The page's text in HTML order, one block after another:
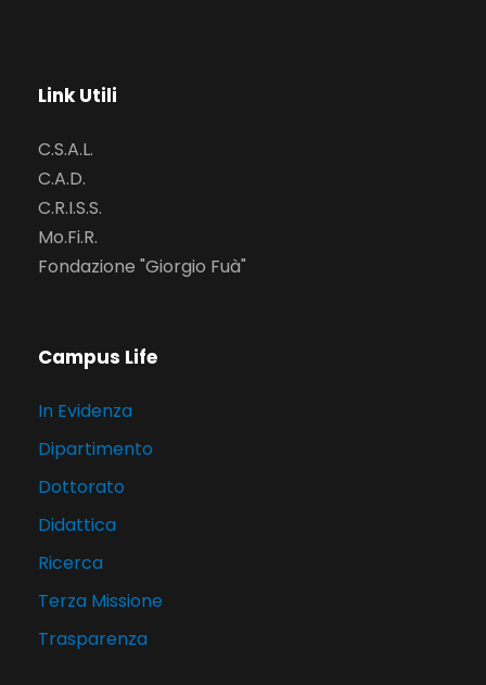
Link Utili
C.S.A.L.
C.A.D.
C.R.I.S.S.
Mo.Fi.R.
Fondazione "Giorgio Fuà"
Campus Life
In Evidenza
Dipartimento
Dottorato
Didattica
Ricerca
Terza Missione
Trasparenza